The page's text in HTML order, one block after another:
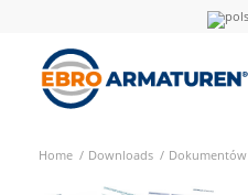
Home / Downloads / Dokumentów